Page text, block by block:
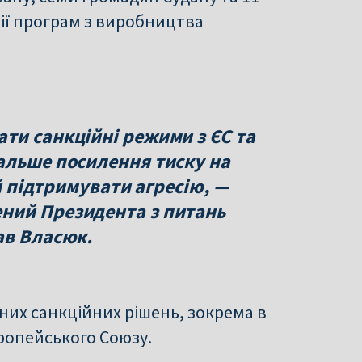
програм з виробництва
санкційні режими з ЄС та
посилення тиску на
підтримувати агресію, —
Президента з питань
Власюк.
санкційних рішень, зокрема в
Союзу.